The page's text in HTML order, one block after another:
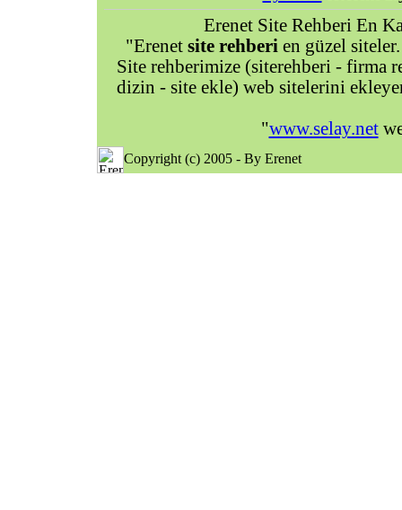
Erenet Site Rehberi En
"Erenet site rehberi en güzel
Site rehberimize (siterehberi - firma
dizin - site ekle) web sitelerini
"www.selay.net
Copyright (c) 2005 - By Erenet